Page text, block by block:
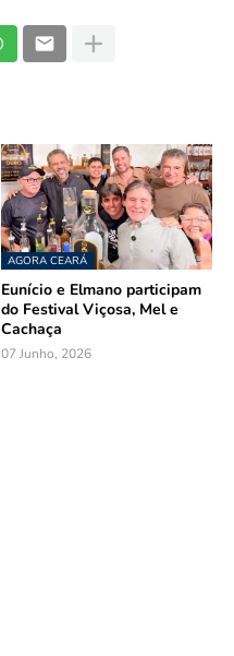
AGORA CEARÁ
Eunício e Elmano participam
do Festival Viçosa, Mel e
Cachaça
07 Junho, 2026